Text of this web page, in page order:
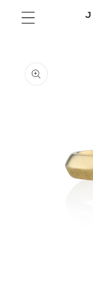
Eiti į
turinį
apie gaminį